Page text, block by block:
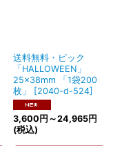
送料無料・ピック
「HALLOWEEN」
25×38mm 「1袋200
枚」
[2040-d-524]
3,600 円 ～24,965円
(税込)